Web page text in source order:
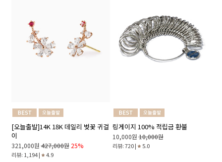
[오늘출발]14K 18K 데일리 벚꽃 귀걸
이
321,000원 427,000원 25%
리뷰: 1,194 | 4.9
링게이지 100% 적립금 환불
10,000원 10,000원
리뷰: 720 | 5.0